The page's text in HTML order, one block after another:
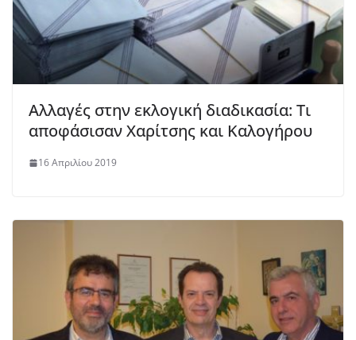
Αλλαγές στην εκλογική διαδικασία: Τι
αποφάσισαν Χαρίτσης και Καλογήρου
16 Απριλίου 2019